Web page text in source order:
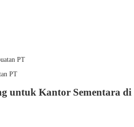
PT
untuk Kantor Sementara di